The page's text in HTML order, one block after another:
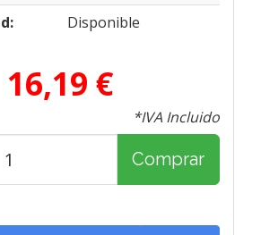
Disponible
16,19 €
*IVA Incluido
Comprar